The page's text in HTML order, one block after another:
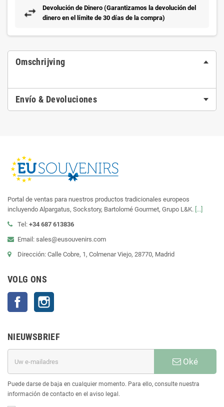
Devolución de Dinero (Garantizamos la devolución del
dinero en el límite de 30 días de la compra)
Omschrijving
Envío & Devoluciones
Portal de ventas para nuestros productos tradicionales europeos
incluyendo Alpargatus, Sockstory, Bartolomé Gourmet, Grupo L&K. [...]
Tel: +34 687 613836
Email: sales@eusouvenirs.com
Dirección: Calle Cobre, 1, Colmenar Viejo, 28770, Madrid
VOLG ONS
Facebook
NIEUWSBRIEF
Oké
Puede darse de baja en cualquier momento. Para ello, consulte nuestra
información de contacto en el aviso legal.